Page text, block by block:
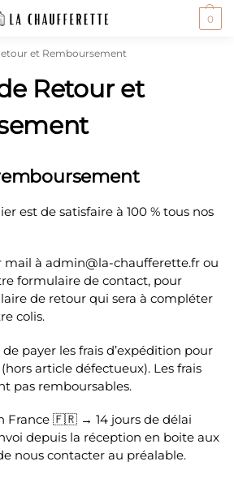
0
et Remboursement
Retour et
est de satisfaire à 100 % tous nos
mail à admin@la-chaufferette.fr ou
formulaire de contact, pour
de retour qui sera à compléter
colis.
payer les frais d’expédition pour
article défectueux). Les frais
pas remboursables.
France 🇫🇷 → 14 jours de délai
depuis la réception en boite aux
nous contacter au préalable.